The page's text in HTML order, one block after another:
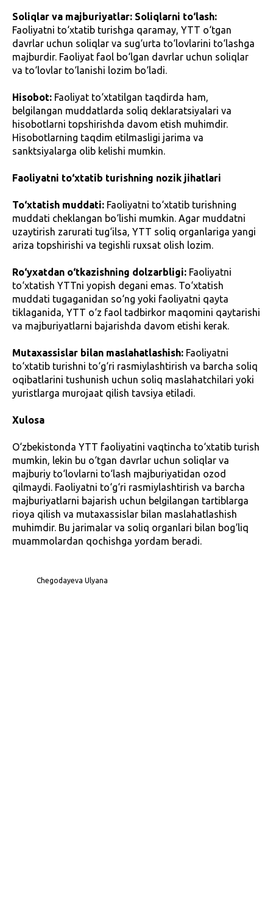
Soliqlar va majburiyatlar: Soliqlarni to‘lash:
Faoliyatni to‘xtatib turishga qaramay, YTT o‘tgan
davrlar uchun soliqlar va sug‘urta to‘lovlarini to‘lashga
majburdir. Faoliyat faol bo‘lgan davrlar uchun soliqlar
va to‘lovlar to‘lanishi lozim bo‘ladi.
Hisobot: Faoliyat to‘xtatilgan taqdirda ham,
belgilangan muddatlarda soliq deklaratsiyalari va
hisobotlarni topshirishda davom etish muhimdir.
Hisobotlarning taqdim etilmasligi jarima va
sanktsiyalarga olib kelishi mumkin.
Faoliyatni to‘xtatib turishning nozik jihatlari
To‘xtatish muddati: Faoliyatni to‘xtatib turishning
muddati cheklangan bo‘lishi mumkin. Agar muddatni
uzaytirish zarurati tug‘ilsa, YTT soliq organlariga yangi
ariza topshirishi va tegishli ruxsat olish lozim.
Ro‘yxatdan o‘tkazishning dolzarbligi: Faoliyatni
to‘xtatish YTTni yopish degani emas. To‘xtatish
muddati tugaganidan so‘ng yoki faoliyatni qayta
tiklaganida, YTT o‘z faol tadbirkor maqomini qaytarishi
va majburiyatlarni bajarishda davom etishi kerak.
Mutaxassislar bilan maslahatlashish: Faoliyatni
to‘xtatib turishni to‘g‘ri rasmiylashtirish va barcha soliq
oqibatlarini tushunish uchun soliq maslahatchilari yoki
yuristlarga murojaat qilish tavsiya etiladi.
Xulosa
O‘zbekistonda YTT faoliyatini vaqtincha to‘xtatib turish
mumkin, lekin bu o‘tgan davrlar uchun soliqlar va
majburiy to‘lovlarni to‘lash majburiyatidan ozod
qilmaydi. Faoliyatni to‘g‘ri rasmiylashtirish va barcha
majburiyatlarni bajarish uchun belgilangan tartiblarga
rioya qilish va mutaxassislar bilan maslahatlashish
muhimdir. Bu jarimalar va soliq organlari bilan bog‘liq
muammolardan qochishga yordam beradi.
Chegodayeva Ulyana